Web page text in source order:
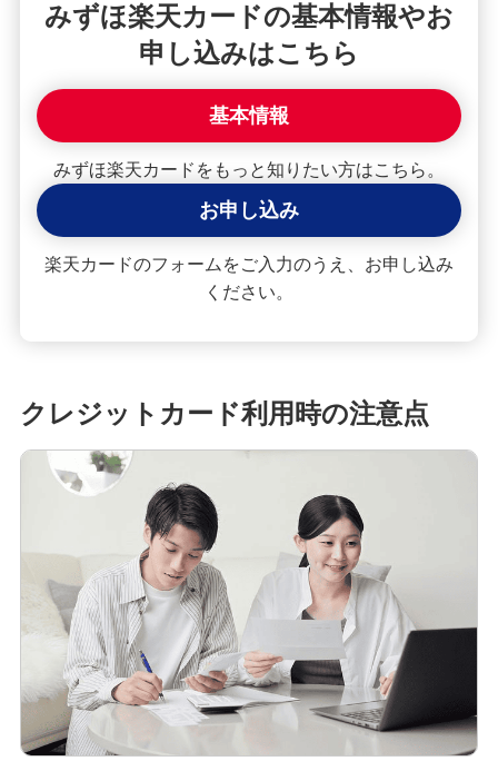
みずほ楽天カードの基本情報やお
申し込みはこちら
基本情報
みずほ楽天カードをもっと知りたい方はこちら。
お申し込み
楽天カードのフォームをご入力のうえ、お申し込み
ください。
クレジットカード利用時の注意点